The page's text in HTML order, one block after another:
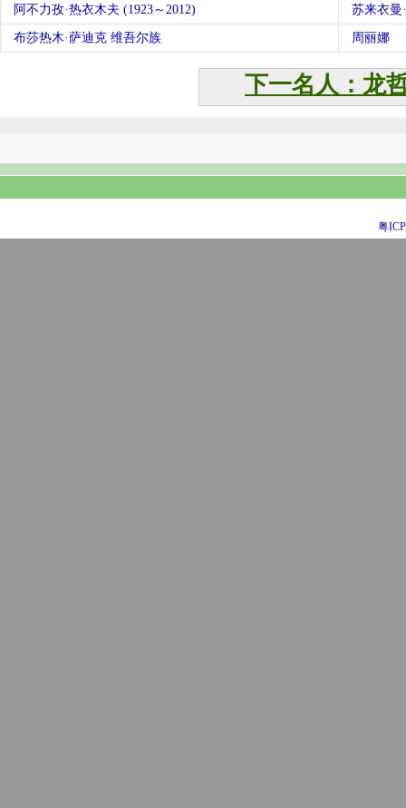
阿不力孜·热衣木夫 (1923～2012) 苏来衣曼
布莎热木·萨迪克 维吾尔族 周丽娜
下一名人：龙
粤